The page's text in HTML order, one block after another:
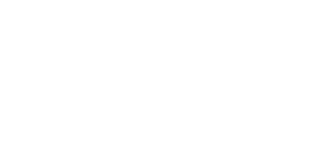
će se povući do kraja vašeg tretmana.
do temperature od 40 do 43 stupnja
objašnjava Indries.
tko osjeća gubitak čvrstoće i tupost